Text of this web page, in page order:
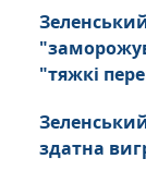
"тяжкі
здатна